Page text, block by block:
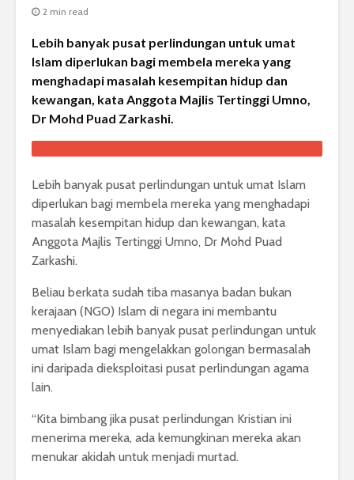
2 min read
Lebih banyak pusat perlindungan untuk umat
Islam diperlukan bagi membela mereka yang
menghadapi masalah kesempitan hidup dan
kewangan, kata Anggota Majlis Tertinggi Umno,
Dr Mohd Puad Zarkashi.
Lebih banyak pusat perlindungan untuk umat Islam
diperlukan bagi membela mereka yang menghadapi
masalah kesempitan hidup dan kewangan, kata
Anggota Majlis Tertinggi Umno, Dr Mohd Puad
Zarkashi.
Beliau berkata sudah tiba masanya badan bukan
kerajaan (NGO) Islam di negara ini membantu
menyediakan lebih banyak pusat perlindungan untuk
umat Islam bagi mengelakkan golongan bermasalah
ini daripada dieksploitasi pusat perlindungan agama
lain.
“Kita bimbang jika pusat perlindungan Kristian ini
menerima mereka, ada kemungkinan mereka akan
menukar akidah untuk menjadi murtad.